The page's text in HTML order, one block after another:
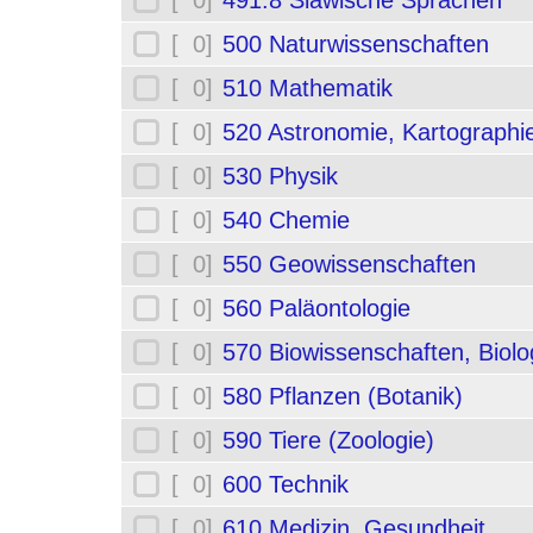
[ 0] 500 Naturwissenschaften
[ 0] 510 Mathematik
[ 0] 520 Astronomie,
[ 0] 530 Physik
[ 0] 540 Chemie
[ 0] 550 Geowissenschaften
[ 0] 560 Paläontologie
[ 0] 570 Biowissenschaften,
[ 0] 580 Pflanzen (Botanik)
[ 0] 590 Tiere (Zoologie)
[ 0] 600 Technik